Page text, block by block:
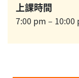
上課時間
7:00 pm – 10:00